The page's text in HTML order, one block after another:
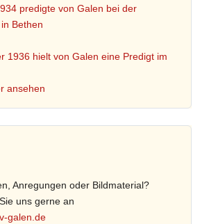
predigte von Galen bei der
Bethen
1936 hielt von Galen eine Predigt im
ansehen
Anregungen oder Bildmaterial?
uns gerne an
galen.de